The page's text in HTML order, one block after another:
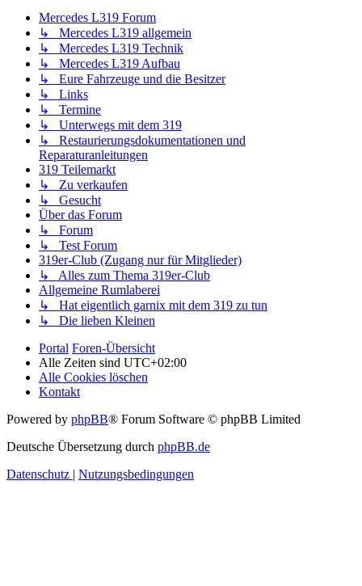
Mercedes L319 Forum
↳ Mercedes L319 allgemein
↳ Mercedes L319 Technik
↳ Mercedes L319 Aufbau
↳ Eure Fahrzeuge und die Besitzer
↳ Links
↳ Termine
↳ Unterwegs mit dem 319
↳ Restaurierungsdokumentationen und
Reparaturanleitungen
319 Teilemarkt
↳ Zu verkaufen
↳ Gesucht
Über das Forum
↳ Forum
↳ Test Forum
319er-Club (Zugang nur für Mitglieder)
↳ Alles zum Thema 319er-Club
Allgemeine Rumlaberei
↳ Hat eigentlich garnix mit dem 319 zu tun
↳ Die lieben Kleinen
Portal Foren-Übersicht
Alle Zeiten sind UTC+02:00
Alle Cookies löschen
Kontakt
Powered by phpBB® Forum Software © phpBB Limited
Deutsche Übersetzung durch phpBB.de
Datenschutz | Nutzungsbedingungen